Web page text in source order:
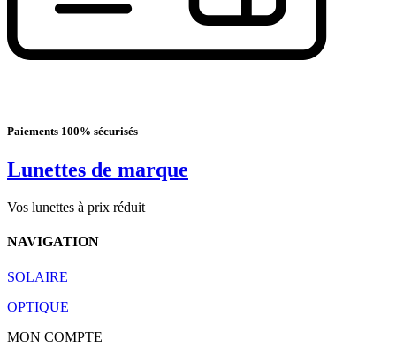
Paiements 100% sécurisés
Lunettes de marque
Vos lunettes à prix réduit
NAVIGATION
SOLAIRE
OPTIQUE
MON COMPTE